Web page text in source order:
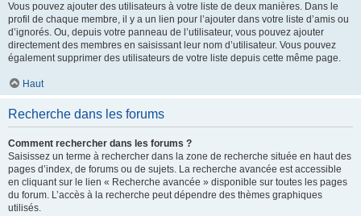
Vous pouvez ajouter des utilisateurs à votre liste de deux manières. Dans le
profil de chaque membre, il y a un lien pour l’ajouter dans votre liste d’amis ou
d’ignorés. Ou, depuis votre panneau de l’utilisateur, vous pouvez ajouter
directement des membres en saisissant leur nom d’utilisateur. Vous pouvez
également supprimer des utilisateurs de votre liste depuis cette même page.
Haut
Recherche dans les forums
Comment rechercher dans les forums ?
Saisissez un terme à rechercher dans la zone de recherche située en haut des
pages d’index, de forums ou de sujets. La recherche avancée est accessible
en cliquant sur le lien « Recherche avancée » disponible sur toutes les pages
du forum. L’accès à la recherche peut dépendre des thèmes graphiques
utilisés.